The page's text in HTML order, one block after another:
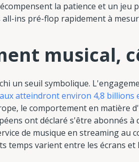
la patience et un jeu
ins pré-flop rapidement à
musical,
un seuil symbolique.
atteindront environ 4,8 billions
le comportement en matière
ont déclaré s'être abonnés à
de musique en streaming au
temps varient entre les écrans